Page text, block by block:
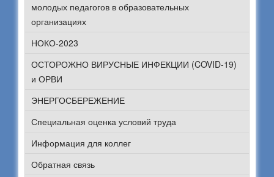
молодых педагогов в образовательных
организациях
НОКО-2023
ОСТОРОЖНО ВИРУСНЫЕ ИНФЕКЦИИ (COVID-19)
и ОРВИ
ЭНЕРГОСБЕРЕЖЕНИЕ
Специальная оценка условий труда
Информация для коллег
Обратная связь